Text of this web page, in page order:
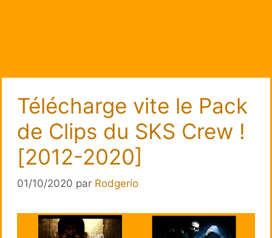
Télécharge vite le Pack
de Clips du SKS Crew !
[2012-2020]
01/10/2020 par Rodgerio